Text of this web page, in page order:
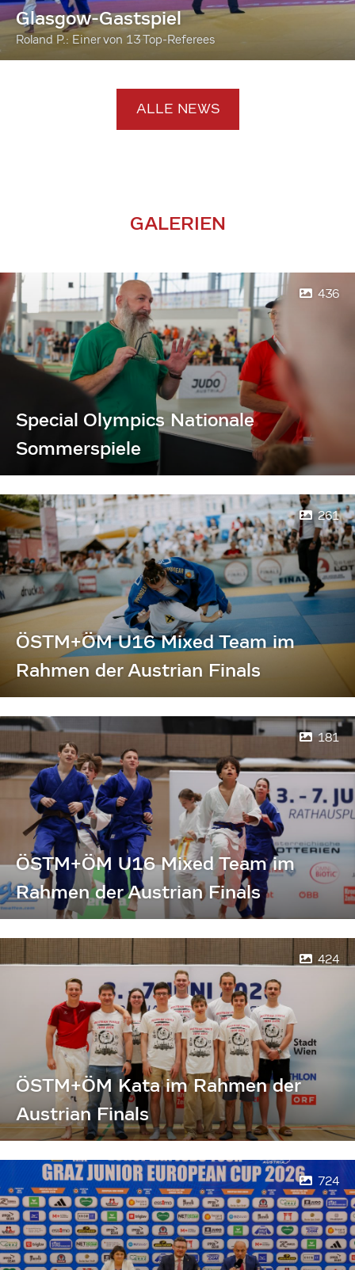
Glasgow-Gastspiel
Roland P.: Einer von 13 Top-Referees
ALLE NEWS
GALERIEN
436
Special Olympics Nationale
Sommerspiele
261
ÖSTM+ÖM U16 Mixed Team im
Rahmen der Austrian Finals
181
ÖSTM+ÖM U16 Mixed Team im
Rahmen der Austrian Finals
424
ÖSTM+ÖM Kata im Rahmen der
Austrian Finals
724